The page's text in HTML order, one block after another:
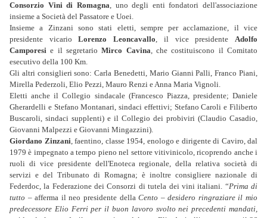
Consorzio Vini di Romagna, uno degli enti fondatori dell'associazione
insieme a Società del Passatore e Uoei.
Insieme a Zinzani sono stati eletti, sempre per acclamazione, il vice
presidente vicarioLorenzo Leoncavallo, il vice presidenteAdolfo
Camporesi e il segretarioMirco Cavina, che costituiscono il Comitato
esecutivo della 100 Km.
Gli altri consiglieri sono: Carla Benedetti, Mario Gianni Palli, Franco Piani,
Mirella Pederzoli, Elio Pezzi, Mauro Renzi e Anna Maria Vignoli.
Eletti anche il Collegio sindacale (Francesco Piazza, presidente; Daniele
Gherardelli e Stefano Montanari, sindaci effettivi; Stefano Caroli e Filiberto
Buscaroli, sindaci supplenti) e il Collegio dei probiviri (Claudio Casadio,
Giovanni Malpezzi e Giovanni Mingazzini).
Giordano Zinzani, faentino, classe 1954, enologo e dirigente di Caviro, dal
1979 è impegnato a tempo pieno nel settore vitivinicolo, ricoprendo anche i
ruoli di vice presidente dell'Enoteca regionale, della relativa società di
servizi e del Tribunato di Romagna; è inoltre consigliere nazionale di
Federdoc, la Federazione dei Consorzi di tutela dei vini italiani. “Prima di
tutto – afferma il neo presidente dellaCento –desidero ringraziare il mio
predecessore Elio Ferri per il buon lavoro svolto nei precedenti mandati,